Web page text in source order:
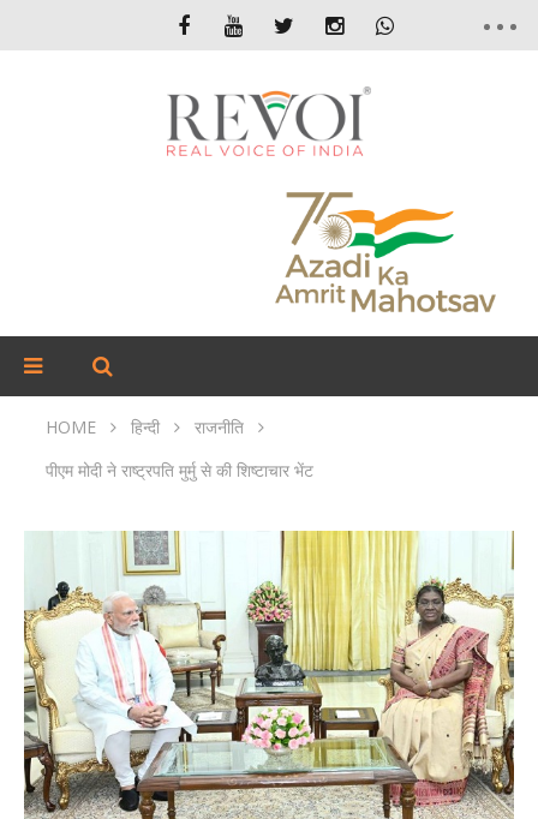
HOME हिन्दी
राजनीति
पीएम मोदी ने राष्ट्रपति मुर्मु से की शिष्टाचार भेंट